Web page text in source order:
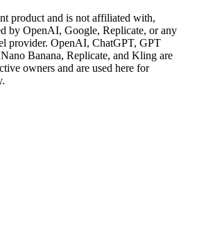
product and is not affiliated with,
by OpenAI, Google, Replicate, or any
provider. OpenAI, ChatGPT, GPT
Banana, Replicate, and Kling are
owners and are used here for